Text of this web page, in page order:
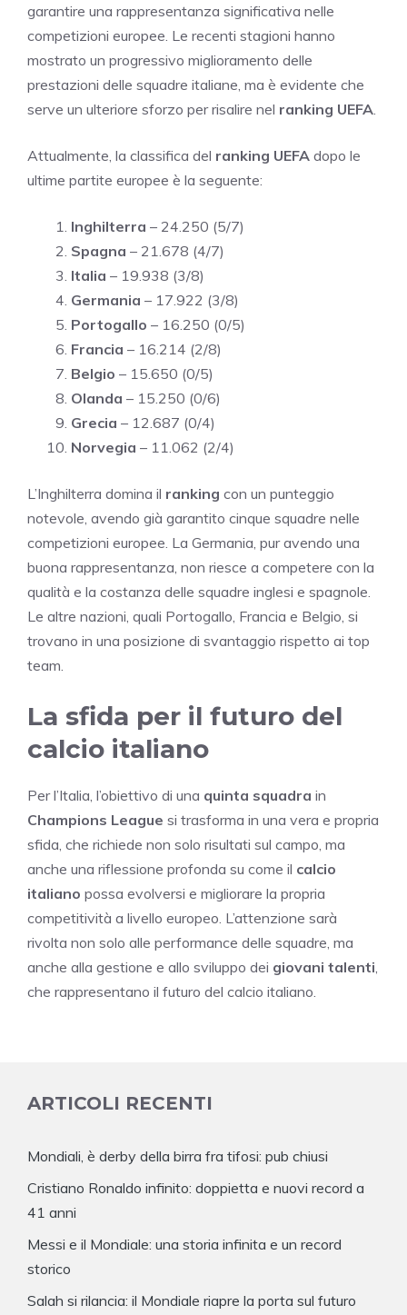
garantire una rappresentanza significativa nelle
competizioni europee. Le recenti stagioni hanno
mostrato un progressivo miglioramento delle
prestazioni delle squadre italiane, ma è evidente che
serve un ulteriore sforzo per risalire nel ranking UEFA
Attualmente, la classifica del ranking UEFA dopo le
ultime partite europee è la seguente:
Inghilterra – 24.250 (5/7)
Spagna – 21.678 (4/7)
Italia – 19.938 (3/8)
Germania – 17.922 (3/8)
Portogallo – 16.250 (0/5)
Francia – 16.214 (2/8)
Belgio – 15.650 (0/5)
Olanda – 15.250 (0/6)
Grecia – 12.687 (0/4)
Norvegia – 11.062 (2/4)
L’Inghilterra domina il ranking con un punteggio
notevole, avendo già garantito cinque squadre nelle
competizioni europee. La Germania, pur avendo una
buona rappresentanza, non riesce a competere con la
qualità e la costanza delle squadre inglesi e spagnole.
Le altre nazioni, quali Portogallo, Francia e Belgio, si
trovano in una posizione di svantaggio rispetto ai top
team.
La sfida per il futuro del
calcio italiano
Per l’Italia, l’obiettivo di una quinta squadra in
Champions League si trasforma in una vera e propria
sfida, che richiede non solo risultati sul campo, ma
anche una riflessione profonda su come il calcio
italiano possa evolversi e migliorare la propria
competitività a livello europeo. L’attenzione sarà
rivolta non solo alle performance delle squadre, ma
anche alla gestione e allo sviluppo dei giovani talenti
che rappresentano il futuro del calcio italiano.
ARTICOLI RECENTI
Mondiali, è derby della birra fra tifosi: pub chiusi
Cristiano Ronaldo infinito: doppietta e nuovi record a
41 anni
Messi e il Mondiale: una storia infinita e un record
storico
Salah si rilancia: il Mondiale riapre la porta sul futuro